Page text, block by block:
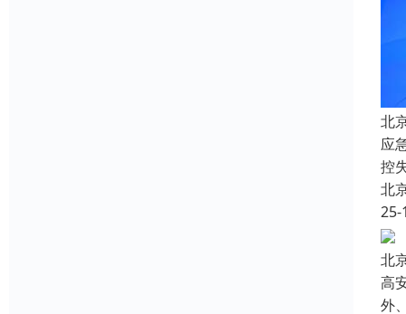
北
应
控
北
25-
北
高
外